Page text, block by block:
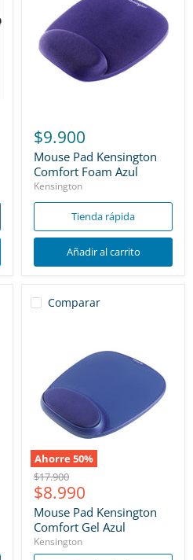
$9.900
Mouse Pad Kensington
Comfort Foam Azul
Kensington
Tienda rápida
Añadir al carrito
Comparar
Ahorre50%
Precio
original
$17.900
Precio
actual
$8.990
Mouse Pad Kensington
Comfort Gel Azul
Kensington